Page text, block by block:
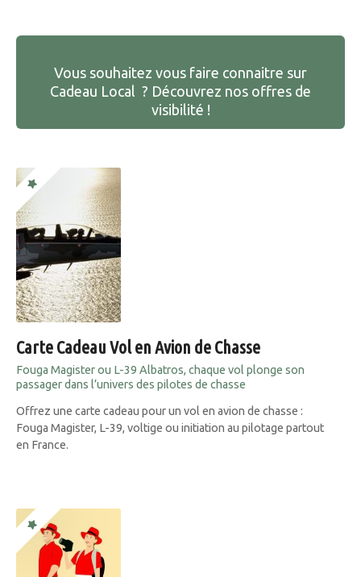
Vous souhaitez vous faire connaitre sur
Cadeau Local ? Découvrez nos offres de
visibilité !
Carte Cadeau Vol en Avion de Chasse
Fouga Magister ou L-39 Albatros, chaque vol plonge son
passager dans l’univers des pilotes de chasse
Offrez une carte cadeau pour un vol en avion de chasse :
Fouga Magister, L-39, voltige ou initiation au pilotage partout
en France.